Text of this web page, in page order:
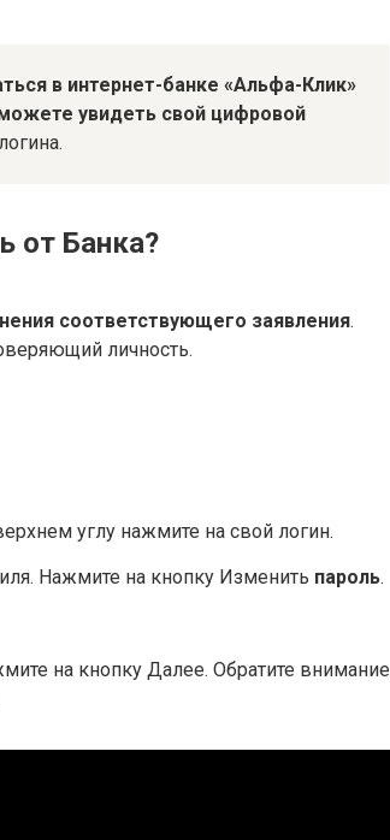
в интернет-банке «Альфа-Клик»
увидеть свой цифровой
от Банка?
соответствующего заявления.
личность.
углу нажмите на свой логин.
Нажмите на кнопку Изменить пароль.
на кнопку Далее. Обратите внимание